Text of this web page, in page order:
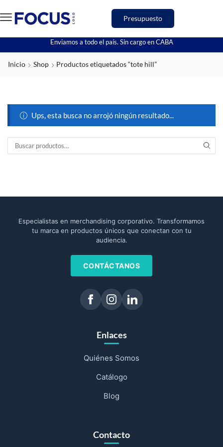
Presupuesto
Enviamos a todo el país. Sin cargo en CABA
Inicio Shop Productos etiquetados “tote hill”
Ups, esta busca no arrojó ningún resultado...
Especialistas en merchandising corporativo. Transformamos
tu marca en productos únicos que conectan con tu
audiencia.
CONTÁCTANOS
Enlaces
Quiénes Somos
Catálogo
Blog
Contacto